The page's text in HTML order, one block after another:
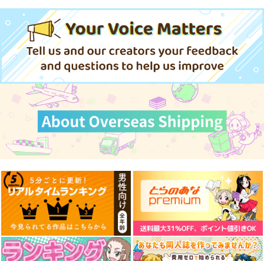
サンプル
作品詳細
サンプル
作品詳細
博麗霊夢
サンプル
作品詳細